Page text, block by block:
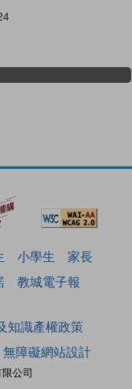
小學生
家長
教城電子報
公司
知識產權政策
無障礙網站設計